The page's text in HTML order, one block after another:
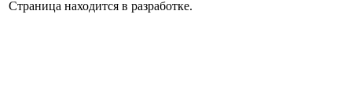
Страница находится в разработке.